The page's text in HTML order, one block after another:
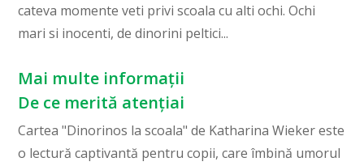
cateva momente veti privi scoala cu alti ochi. Ochi
mari si inocenti, de dinorini peltici...
Mai multe informații
De ce merită atențiai
Cartea "Dinorinos la scoala" de Katharina Wieker este
o lectură captivantă pentru copii, care îmbină umorul